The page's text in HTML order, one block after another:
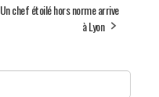
Un chef étoilé hors norme arrive
à Lyon